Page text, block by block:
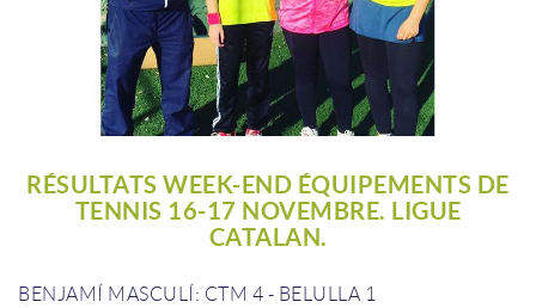
RÉSULTATS WEEK-END ÉQUIPEMENTS DE
TENNIS 16-17 NOVEMBRE. LIGUE
CATALAN.
BENJAMÍ MASCULÍ: CTM 4 - BELULLA 1